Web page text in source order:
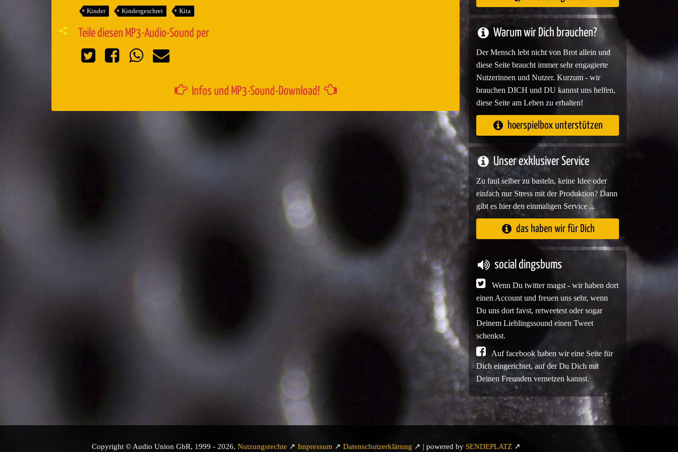
Kinder Kindergeschrei Kita
Teile diesen MP3-Audio-Sound per
Infos und MP3-Sound-Download!
Warum wir Dich brauchen?
Der Mensch lebt nicht von Brot allein und
diese Seite braucht immer sehr engagierte
Nutzerinnen und Nutzer. Kurzum - wir
brauchen DICH und DU kannst uns helfen,
diese Seite am Leben zu erhalten!
hoerspielbox unterstützen
Unser exklusiver Service
Zu faul selber zu basteln, keine Idee oder
einfach nur Stress mit der Produktion? Dann
gibt es hier den einmaligen Service ...
das haben wir für Dich
social dingsbums
Wenn Du twitter magst - wir haben dort
einen Account und freuen uns sehr, wenn
Du uns dort favst, retweetest oder sogar
Deinem Lieblingssound einen Tweet
schenkst.
Auf facebook haben wir eine Seite für
Dich eingerichtet, auf der Du Dich mit
Deinen Freunden vernetzen kannst.
Copyright © Audio Union GbR, 1999 - 2026, Nutzungsrechte ↗ Impressum ↗ Datenschutzerklärung ↗ | powered by SENDEPLATZ ↗